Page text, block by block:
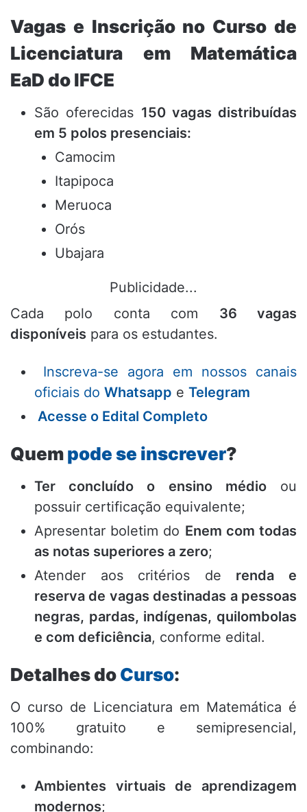
Vagas e Inscrição no Curso de
Licenciatura em Matemática
EaD do IFCE
São oferecidas 150 vagas distribuídas
em 5 polos presenciais:
Camocim
Itapipoca
Meruoca
Orós
Ubajara
Publicidade...
Cada polo conta com 36 vagas
disponíveis para os estudantes.
Inscreva-se agora em nossos canais
oficiais do Whatsapp e Telegram
Acesse o Edital Completo
Quempode se inscrever?
Ter concluído o ensino médioou
possuir certificação equivalente;
Apresentar boletim do Enem com todas
as notas superiores a zero;
Atender aos critérios de renda e
reserva de vagas destinadas a pessoas
negras, pardas, indígenas, quilombolas
e com deficiência, conforme edital.
Detalhes doCurso:
O curso de Licenciatura em Matemática é
100% gratuito e semipresencial,
combinando:
Ambientes virtuais de aprendizagem
modernos;